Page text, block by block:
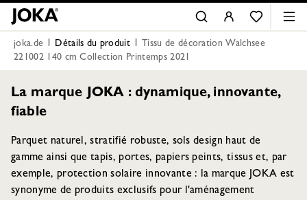
joka.de Détails du produit
Tissu de décoration Walchsee
221002 140 cm Collection Printemps 2021
La marque JOKA : dynamique, innovante,
fiable
Parquet naturel, stratifié robuste, sols design haut de
gamme ainsi que tapis, portes, papiers peints, tissus et, par
exemple, protection solaire innovante : la marque JOKA est
synonyme de produits exclusifs pour l'aménagement